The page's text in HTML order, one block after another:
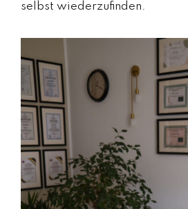
selbst wiederzufinden.